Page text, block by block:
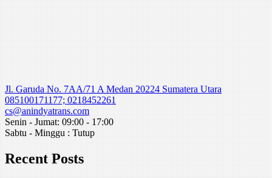
Jl. Garuda No. 7AA/71 A Medan 20224 Sumatera Utara
085100171177; 0218452261
cs@anindyatrans.com
Senin - Jumat: 09:00 - 17:00
Sabtu - Minggu : Tutup
Recent Posts